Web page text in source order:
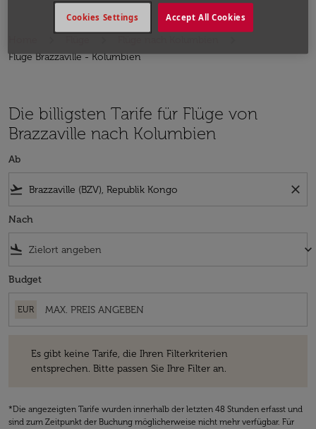
Flüge Brazzaville - Kolumbien
Die billigsten Tarife für Flüge von
Brazzaville nach Kolumbien
Ab
flight_takeoff close
Nach
flight_land keyboard_arrow_down
Budget
EUR
Es gibt keine Tarife, die Ihren Filterkriterien
entsprechen. Bitte passen Sie Ihre Filter an.
*Die angezeigten Tarife wurden innerhalb der letzten 48 Stunden erfasst und
sind zum Zeitpunkt der Buchung möglicherweise nicht mehr verfügbar. Für
Accept All Cookies
Cookies Settings